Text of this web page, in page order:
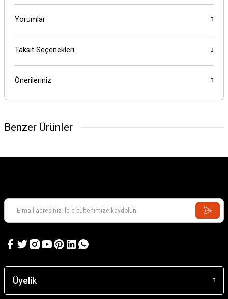
Yorumlar
Taksit Seçenekleri
Önerileriniz
Benzer Ürünler
Üyelik